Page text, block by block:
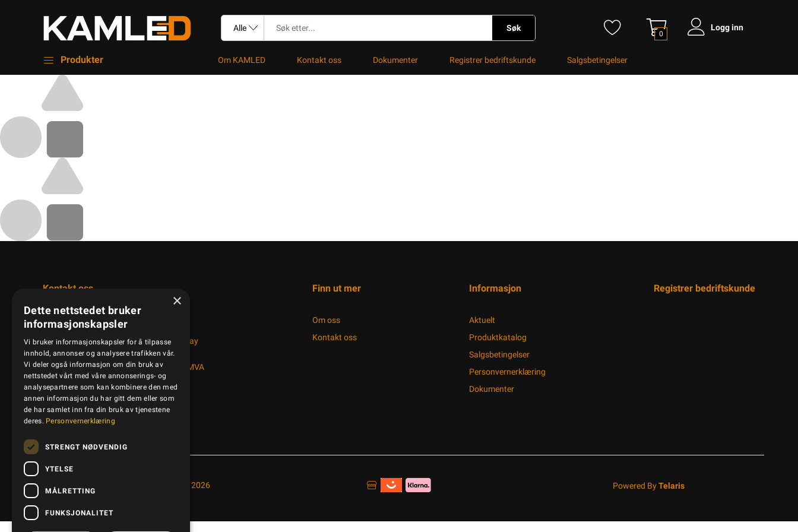
Søk
0
Logg inn
Produkter Om KAMLED Kontakt oss Dokumenter Registrer bedriftskunde Salgsbetingelser
Kontakt oss
+47 95 41 50 50
Bedriftsveien 14, 1890 Rakkestad, Norway
post@kamled.no
Organisasjonsnummer: NO 997608038MVA
Finn ut mer
Om oss
Kontakt oss
Informasjon
Aktuelt
Produktkatalog
Salgsbetingelser
Personvernerklæring
Dokumenter
Registrer bedriftskunde
Copyright © Kamled AS, 2026 Powered ByTelaris
×
Dette nettstedet bruker
informasjonskapsler
Vi bruker informasjonskapsler for å tilpasse
innhold, annonser og analysere trafikken vår.
Vi deler også informasjon om din bruk av
nettstedet vårt med våre annonserings- og
analysepartnere som kan kombinere den med
annen informasjon du har gitt dem eller som
de har samlet inn fra din bruk av tjenestene
deres. Personvernerklæring
STRENGT NØDVENDIG
YTELSE
MÅLRETTING
FUNKSJONALITET